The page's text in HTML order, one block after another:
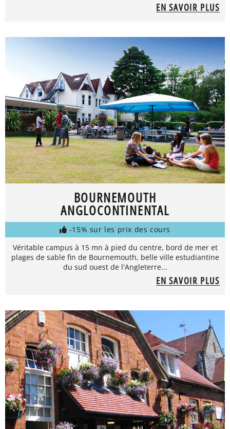
EN SAVOIR PLUS
BOURNEMOUTH
ANGLOCONTINENTAL
-15% sur les prix des cours
Véritable campus à 15 mn à pied du centre, bord de mer et
plages de sable fin de Bournemouth, belle ville estudiantine
du sud ouest de l'Angleterre...
EN SAVOIR PLUS